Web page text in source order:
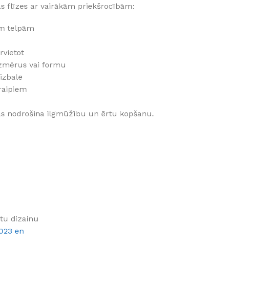
Sīkāk
Gumijas krāsa
flīzes ar vairākām priekšrocībām:
telpām
vai formu
nodrošina ilgmūžību un ērtu kopšanu.
dizainu
en